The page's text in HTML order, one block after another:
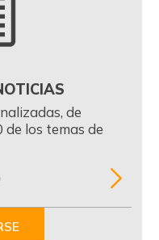
de
los temas de